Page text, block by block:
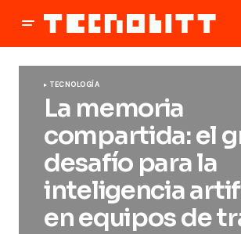
TECNOLOGÍA
La memoria
compartida: el
desafío para la
inteligencia
en equipos de